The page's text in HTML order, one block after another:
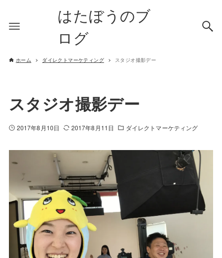
はたぼうのブ
ログ
ホーム ダイレクトマーケティング スタジオ撮影デー
スタジオ撮影デー
2017年8月10日 2017年8月11日 ダイレクトマーケティング